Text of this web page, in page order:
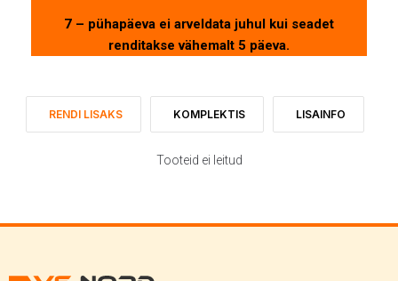
7 – pühapäeva ei arveldata juhul kui seadet
renditakse vähemalt 5 päeva.
RENDI LISAKS KOMPLEKTIS LISAINFO
Tooteid ei leitud